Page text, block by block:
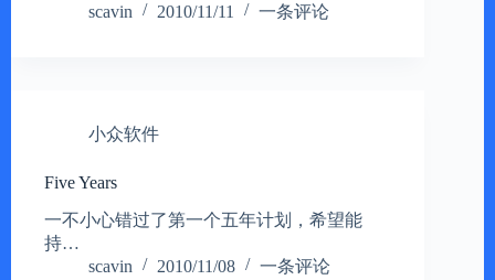
scavin
2010/11/11 一条评论
小众软件
Five Years
一不小心错过了第一个五年计划，希望能
持…
scavin
2010/11/08 一条评论